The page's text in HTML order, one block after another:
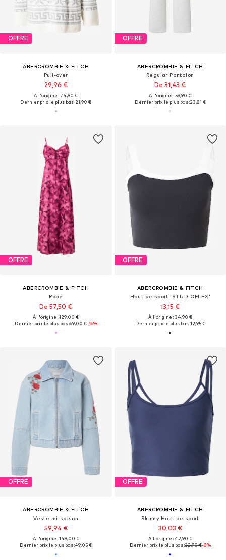
OFFRE
ABERCROMBIE & FITCH
Pull-over
29,96 €
À l'origine : 74,90 €
Dernier prix le plus bas :21,90 €
OFFRE
ABERCROMBIE & FITCH
Regular Pantalon
De 31,43 €
À l'origine : 59,90 €
Dernier prix le plus bas :23,81 €
OFFRE
ABERCROMBIE & FITCH
Robe
De 57,50 €
À l'origine : 129,00 €
Dernier prix le plus bas :69,00 €-16%
OFFRE
ABERCROMBIE & FITCH
Haut de sport 'STUDIOFLEX'
13,15 €
À l'origine : 34,90 €
Dernier prix le plus bas :12,95 €
OFFRE
ABERCROMBIE & FITCH
Veste mi-saison
59,94 €
À l'origine : 149,00 €
Dernier prix le plus bas :49,05 €
OFFRE
ABERCROMBIE & FITCH
Skinny Haut de sport
30,03 €
À l'origine : 42,90 €
Dernier prix le plus bas :32,90 €-8%